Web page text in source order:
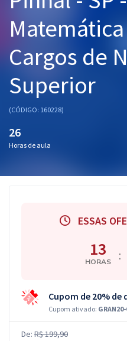
Graduação
OAB
Questões grátis
Conteúdo gratuito
Aprovados
Cargos de
Superior
(CÓDIGO: 160228)
26
Horas de aula
ESSAS
13
HORAS :
Cupom de 20% de
Cupom ativado:
De: R$ 199,90